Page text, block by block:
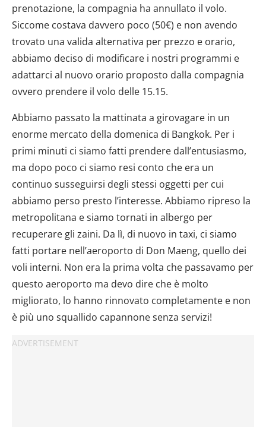
prenotazione, la compagnia ha annullato il volo.
Siccome costava davvero poco (50€) e non avendo
trovato una valida alternativa per prezzo e orario,
abbiamo deciso di modificare i nostri programmi e
adattarci al nuovo orario proposto dalla compagnia
ovvero prendere il volo delle 15.15.
Abbiamo passato la mattinata a girovagare in un
enorme mercato della domenica di Bangkok. Per i
primi minuti ci siamo fatti prendere dall’entusiasmo,
ma dopo poco ci siamo resi conto che era un
continuo susseguirsi degli stessi oggetti per cui
abbiamo perso presto l’interesse. Abbiamo ripreso la
metropolitana e siamo tornati in albergo per
recuperare gli zaini. Da lì, di nuovo in taxi, ci siamo
fatti portare nell’aeroporto di Don Maeng, quello dei
voli interni. Non era la prima volta che passavamo per
questo aeroporto ma devo dire che è molto
migliorato, lo hanno rinnovato completamente e non
è più uno squallido capannone senza servizi!